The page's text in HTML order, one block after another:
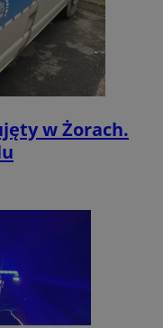
w Żorach.